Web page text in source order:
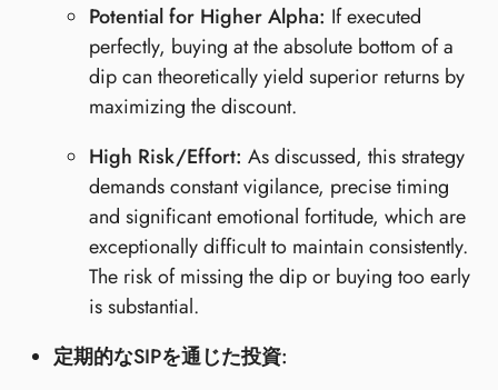
Potential for Higher Alpha: If executed
perfectly, buying at the absolute bottom of a
dip can theoretically yield superior returns by
maximizing the discount.
High Risk/Effort: As discussed, this strategy
demands constant vigilance, precise timing
and significant emotional fortitude, which are
exceptionally difficult to maintain consistently.
The risk of missing the dip or buying too early
is substantial.
定期的なSIPを通じた投資: